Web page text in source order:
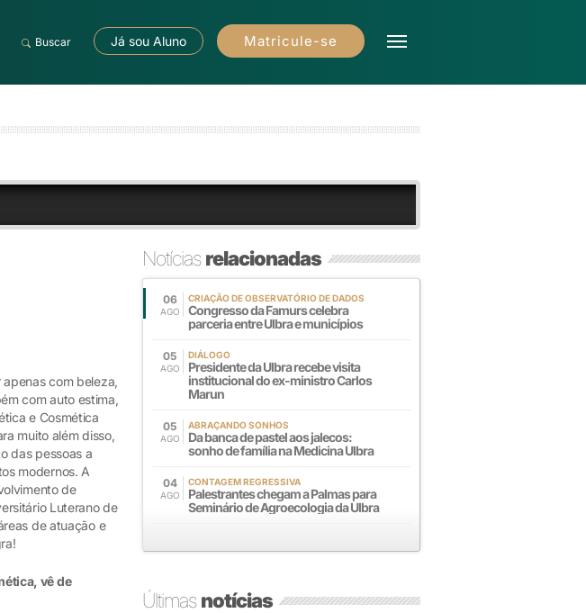
Buscar Já sou Aluno Matricule-se
com beleza,
com auto estima,
e Cosmética
muito além disso,
das pessoas a
modernos. A
de
Luterano de
de atuação e
vê de
Notíciasrelacionadas
06
AGO
CRIAÇÃO DE OBSERVATÓRIO DE DADOS
Congresso da Famurs celebra
parceria entre Ulbra e municípios
05
AGO
DIÁLOGO
Presidente da Ulbra recebe visita
institucional do ex-ministro Carlos
Marun
05
AGO
ABRAÇANDO SONHOS
Da banca de pastel aos jalecos:
sonho de família na Medicina Ulbra
04
AGO
CONTAGEM REGRESSIVA
Palestrantes chegam a Palmas para
Seminário de Agroecologia da Ulbra
Últimasnotícias